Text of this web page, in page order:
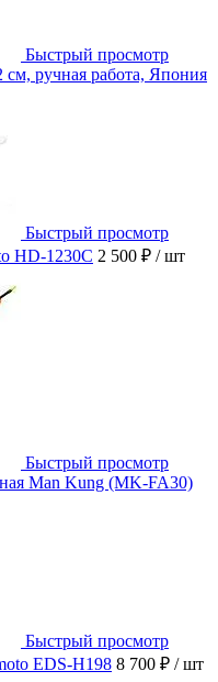
Быстрый просмотр
ручная работа, Япония
Быстрый просмотр
HD-1230C 2 500 ₽ / шт
Быстрый просмотр
Man Kung (MK-FA30)
Быстрый просмотр
EDS-H198 8 700 ₽ / шт